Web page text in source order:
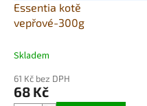
Essentia kotě
vepřové-300g
Skladem
61 Kč bez DPH
68 Kč